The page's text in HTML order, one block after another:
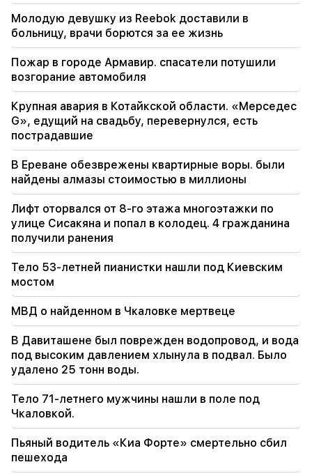
The judge was Armenian. Нарек Карапетян
19:17 Важный
Возможно почта плохо работает. Епископ
Натан о молчании Константинопольского
Патриарха
19:01
В США Facebook и Instagram оштрафовали на
567 миллионов долларов
18:51
В Минводах приостановлен незаконный
перевод 16 миллионов рублей в Армению
18:30
У бывшего главы общины Татев Мурада
Симоняна будет конфисковано 4 миллиона
454 тысячи драмов
18:19
В Беларуси отсутствует система управления
СССР. Лукашенко
09:45
Армянскую церковь необходимо защищать
везде, но способ положить всему этому
конец – смена власти. Тигран Абрамян
Они попытаются завоевать сердце Сассуна.
«Публикация»
Молодую девушку из Reebok доставили в
больницу, врачи борются за ее жизнь
Пожар в городе Армавир. спасатели потушили
возгорание автомобиля
Крупная авария в Котайкской области. «Мерседес
G», едущий на свадьбу, перевернулся, есть
пострадавшие
В Ереване обезврежены квартирные воры. были
найдены алмазы стоимостью в миллионы
Лифт оторвался от 8-го этажа многоэтажки по
улице Сисакяна и попал в колодец. 4 гражданина
получили ранения
Тело 53-летней пианистки нашли под Киевским
мостом
МВД о найденном в Чкаловке мертвеце
В Давиташене был поврежден водопровод, и вода
под высоким давлением хлынула в подвал. Было
удалено 25 тонн воды.
Тело 71-летнего мужчины нашли в поле под
Чкаловкой.
Пьяный водитель «Киа Форте» смертельно сбил
пешехода